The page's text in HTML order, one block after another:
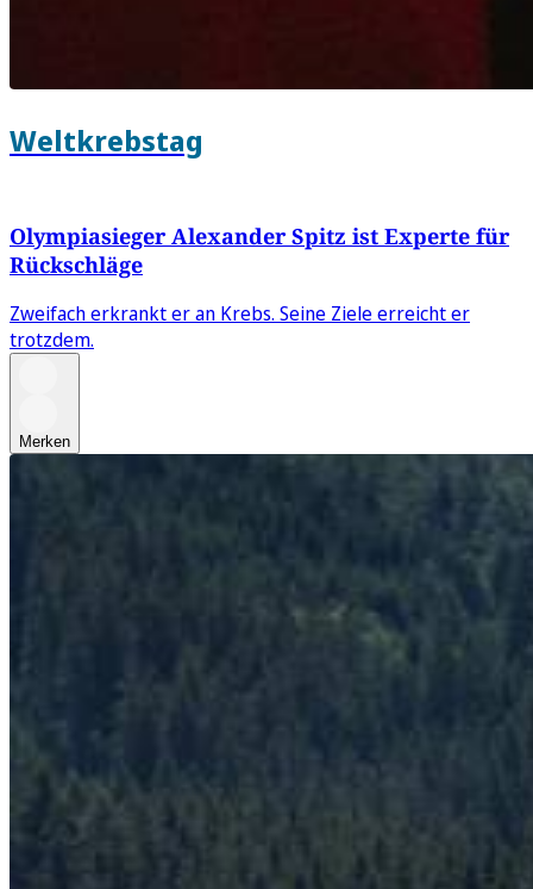
Weltkrebstag
Olympiasieger Alexander Spitz ist Experte für
Rückschläge
Zweifach erkrankt er an Krebs. Seine Ziele erreicht er
trotzdem.
Merken